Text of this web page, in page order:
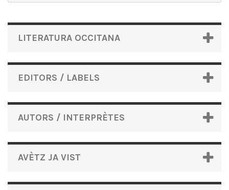
LITERATURA OCCITANA
EDITORS / LABELS
AUTORS / INTERPRÈTES
AVÈTZ JA VIST